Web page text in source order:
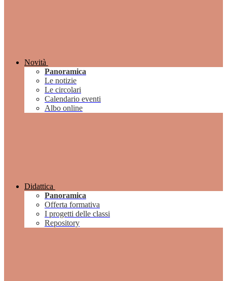
Novità
Panoramica
Le notizie
Le circolari
Calendario eventi
Albo online
Didattica
Panoramica
Offerta formativa
I progetti delle classi
Repository